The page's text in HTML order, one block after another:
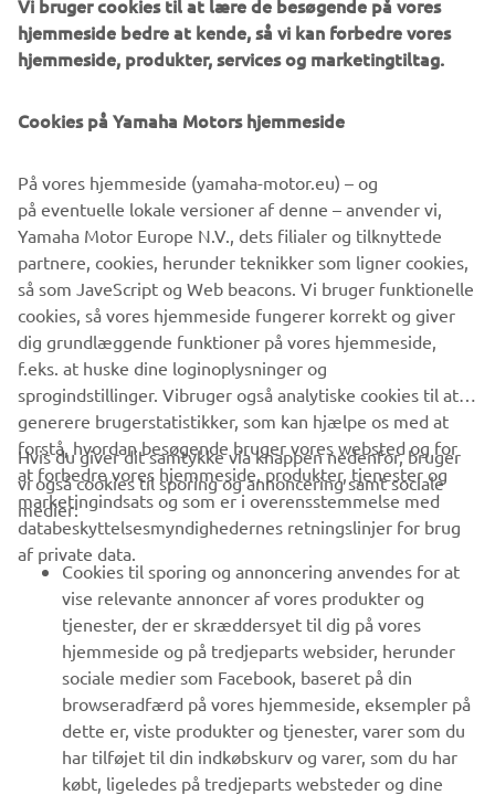
©Yamaha Motor Europe N.V. / Yamaha Motor Co., Ltd.
aldrig anvendes til erhvervsmæssige eller ikke-
erhvervsmæssige formål uden direkte, skriftligt samtykke
fra Yamaha Motor Europe N.V. og/eller Yamaha Motor Co.,
Ltd.
Kør altid på en sikker måde og følg alle lokale
færdselsregler.
VIRKSOMHED
B2B
MERE YAMAHA
SUPPORT
NYHEDSBREV
Vi bruger cookies til at lære de besøgende på vores
hjemmeside bedre at kende, så vi kan forbedre vores
hjemmeside, produkter, services og marketingtiltag.
Cookies på Yamaha Motors hjemmeside
På vores hjemmeside (yamaha-motor.eu) – og
på eventuelle lokale versioner af denne – anvender vi,
Yamaha Motor Europe N.V., dets filialer og tilknyttede
partnere, cookies, herunder teknikker som ligner cookies,
så som JaveScript og Web beacons. Vi bruger funktionelle
cookies, så vores hjemmeside fungerer korrekt og giver
dig grundlæggende funktioner på vores hjemmeside,
f.eks. at huske dine loginoplysninger og
sprogindstillinger. Vibruger også analytiske cookies til at
generere brugerstatistikker, som kan hjælpe os med at
forstå, hvordan besøgende bruger vores websted og for
at forbedre vores hjemmeside, produkter, tjenester og
marketingindsats og som er i overensstemmelse med
databeskyttelsesmyndighedernes retningslinjer for brug
af private data.
Hvis du giver dit samtykke via knappen nedenfor, bruger
vi også cookies til sporing og annoncering samt sociale
medier:
Cookies til sporing og annoncering anvendes for at
vise relevante annoncer af vores produkter og
tjenester, der er skræddersyet til dig på vores
hjemmeside og på tredjeparts websider, herunder
sociale medier som Facebook, baseret på din
browseradfærd på vores hjemmeside, eksempler på
dette er, viste produkter og tjenester, varer som du
har tilføjet til din indkøbskurv og varer, som du har
købt, ligeledes på tredjeparts websteder og dine